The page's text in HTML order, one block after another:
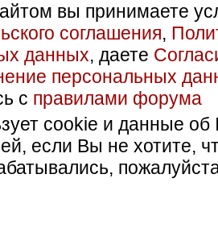
вы принимаете
соглашения,
данных, даете
персональных
с правилами форума
cookie и данные об
если Вы не хотите,